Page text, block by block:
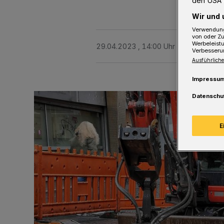
29.04.2023 , 14:00 Uhr Eine Minute
Wir und
von oder